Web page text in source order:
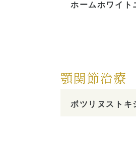
ホームホワイト
顎関節治療
ボツリヌストキ